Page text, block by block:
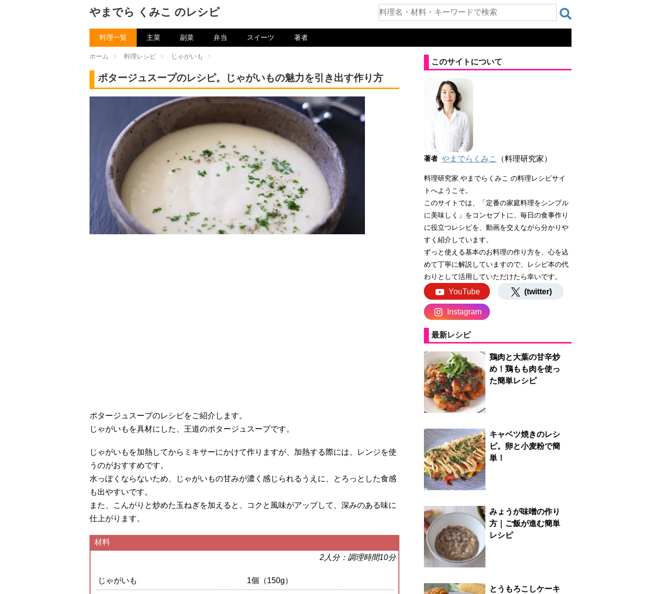
やまでら くみこ のレシピ
料理一覧 主菜 副菜 弁当 スイーツ 著者
ホーム > 料理レシピ > じゃがいも >
ポタージュスープのレシピ。じゃがいもの魅力を引き出す作り方
ポタージュスープのレシピをご紹介します。
じゃがいもを具材にした、王道のポタージュスープです。
じゃがいもを加熱してからミキサーにかけて作りますが、加熱する際には、レンジを使
うのがおすすめです。
水っぽくならないため、じゃがいもの甘みが濃く感じられるうえに、とろっとした食感
も出やすいです。
また、こんがりと炒めた玉ねぎを加えると、コクと風味がアップして、深みのある味に
仕上がります。
材料
2人分：調理時間10分
じゃがいも 1個（150g）
このサイトについて
著者 やまでらくみこ （料理研究家）
料理研究家 やまでらくみこ の料理レシピサイ
トへようこそ。
このサイトでは、「定番の家庭料理をシンプル
に美味しく」をコンセプトに、毎日の食事作り
に役立つレシピを、動画を交えながら分かりや
すく紹介しています。
ずっと使える基本のお料理の作り方を、心を込
めて丁寧に解説していますので、レシピ本の代
わりとして活用していただけたら幸いです。
YouTube (twitter)
Instagram
最新レシピ
鶏肉と大葉の甘辛炒
め！鶏もも肉を使っ
た簡単レシピ
キャベツ焼きのレシ
ピ。卵と小麦粉で簡
単！
みょうが味噌の作り
方｜ご飯が進む簡単
レシピ
とうもろこしケーキ